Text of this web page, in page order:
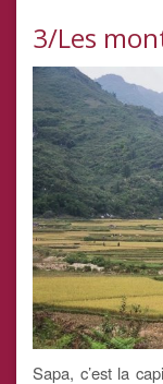
3/Les
Sapa, c’est la